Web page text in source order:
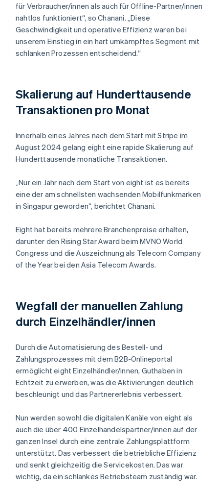
für Verbraucher/innen als auch für Offline-Partner/innen
nahtlos funktioniert“, so Chanani. „Diese
Geschwindigkeit und operative Effizienz waren bei
unserem Einstieg in ein hart umkämpftes Segment mit
schlanken Prozessen entscheidend.“
Skalierung auf Hunderttausende
Transaktionen pro Monat
Innerhalb eines Jahres nach dem Start mit Stripe im
August 2024 gelang eight eine rapide Skalierung auf
Hunderttausende monatliche Transaktionen.
„Nur ein Jahr nach dem Start von eight ist es bereits
eine der am schnellsten wachsenden Mobilfunkmarken
in Singapur geworden“, berichtet Chanani.
Eight hat bereits mehrere Branchenpreise erhalten,
darunter den Rising Star Award beim MVNO World
Congress und die Auszeichnung als Telecom Company
of the Year bei den Asia Telecom Awards.
Wegfall der manuellen Zahlung
durch Einzelhändler/innen
Durch die Automatisierung des Bestell- und
Zahlungsprozesses mit dem B2B-Onlineportal
ermöglicht eight Einzelhändler/innen, Guthaben in
Echtzeit zu erwerben, was die Aktivierungen deutlich
beschleunigt und das Partnererlebnis verbessert.
Nun werden sowohl die digitalen Kanäle von eight als
auch die über 400 Einzelhandelspartner/innen auf der
ganzen Insel durch eine zentrale Zahlungsplattform
unterstützt. Das verbessert die betriebliche Effizienz
und senkt gleichzeitig die Servicekosten. Das war
wichtig, da ein schlankes Betriebsteam zuständig war.